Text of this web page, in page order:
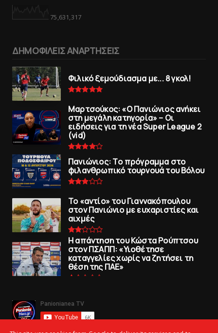
75,631,317
ΔΗΜΟΦΙΛΕΙΣ ΑΝΑΡΤΗΣΕΙΣ
Φιλικό ξεμούδιασμα με... 8 γκολ!
Μαρτσούκος: «Ο Πανιώνιος ανήκει
στη μεγάλη κατηγορία» – Οι
ειδήσεις για τη νέα Super League 2
(vid)
Πανιώνιoς: Tο πρόγραμμα στο
φιλανθρωπικό τουρνουά του Bόλου
To «αντίο» του Γιαννακόπουλου
στον Πανιώνιο με ευχαριστίες και
αιχμές
Η απάντηση του Κώστα Ρούπτσου
στον ΠΣΑΠΠ: «Υιοθέτησε
καταγγελίες χωρίς να ζητήσει τη
θέση της ΠAΕ»